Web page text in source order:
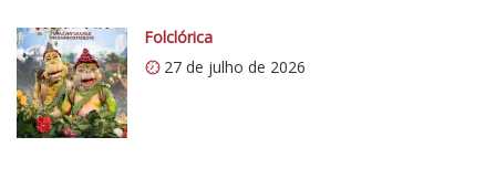
o
m
/
v
e
Folclórica
27 de julho de 2026